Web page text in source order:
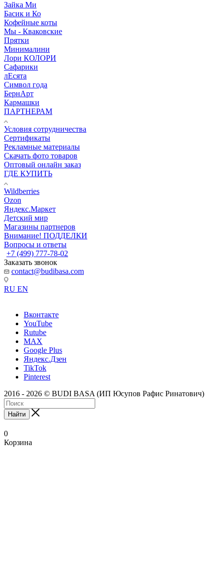
Зайка Ми
Басик и Ко
Кофейные коты
Мы - Кваковские
Прятки
Минималини
Лори КОЛОРИ
Сафарики
лЕсята
Символ года
БернАрт
Кармашки
ПАРТНЕРАМ
Условия сотрудничества
Сертификаты
Рекламные материалы
Скачать фото товаров
Оптовый онлайн заказ
ГДЕ КУПИТЬ
Wildberries
Ozon
Яндекс.Маркет
Детский мир
Магазины партнеров
Внимание! ПОДДЕЛКИ
Вопросы и ответы
+7 (499) 777-78-02
Заказать звонок
contact@budibasa.com
RU EN
Вконтакте
YouTube
Rutube
MAX
Google Plus
Яндекс.Дзен
TikTok
Pinterest
2016 - 2026 © BUDI BASA (ИП Юсупов Рафис Ринатович)
Найти
0
Корзина